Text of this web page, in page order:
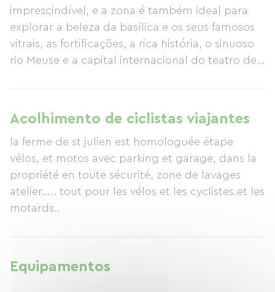
imprescindível, e a zona é também ideal para
explorar a beleza da basílica e os seus famosos
vitrais, as fortificações, a rica história, o sinuoso
rio Meuse e a capital internacional do teatro de
Acolhimento de ciclistas viajantes
la ferme de st julien est homologuée étape
vélos, et motos avec parking et garage, dans la
propriété en toute sécurité, zone de lavages
atelier….. tout pour les vélos et les cyclistes.et les
motards..
Equipamentos